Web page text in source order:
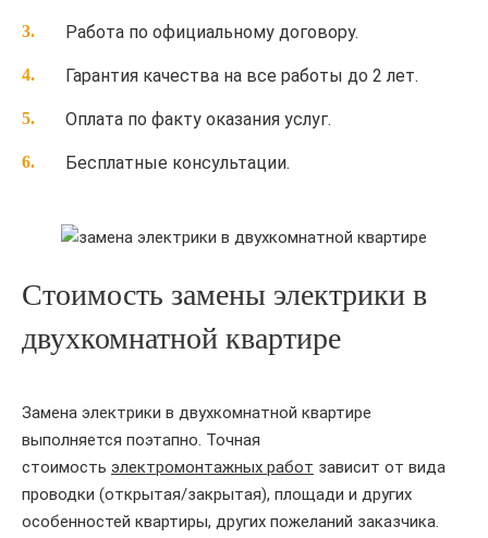
Работа по официальному договору.
Гарантия качества на все работы до 2 лет.
Оплата по факту оказания услуг.
Бесплатные консультации.
Стоимость замены электрики в
двухкомнатной квартире
Замена электрики в двухкомнатной квартире
выполняется поэтапно. Точная
стоимость электромонтажных работ зависит от вида
проводки (открытая/закрытая), площади и других
особенностей квартиры, других пожеланий заказчика.